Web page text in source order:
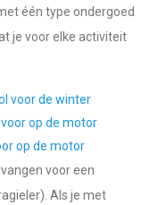
één type ondergoed
je voor elke activiteit
voor de winter
op de motor
op de motor
voor een
Als je met